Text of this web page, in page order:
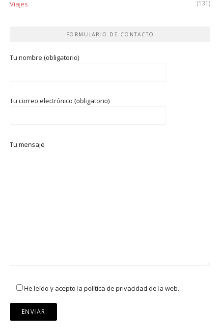
Viajes (131)
FORMULARIO DE CONTACTO
Tu nombre (obligatorio)
Tu correo electrónico (obligatorio)
Tu mensaje
He leído y acepto la política de privacidad de la web.